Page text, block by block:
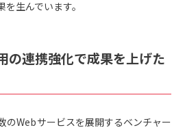
生んでいます。
連携強化で成果を上げた
のWebサービスを展開するベンチャー